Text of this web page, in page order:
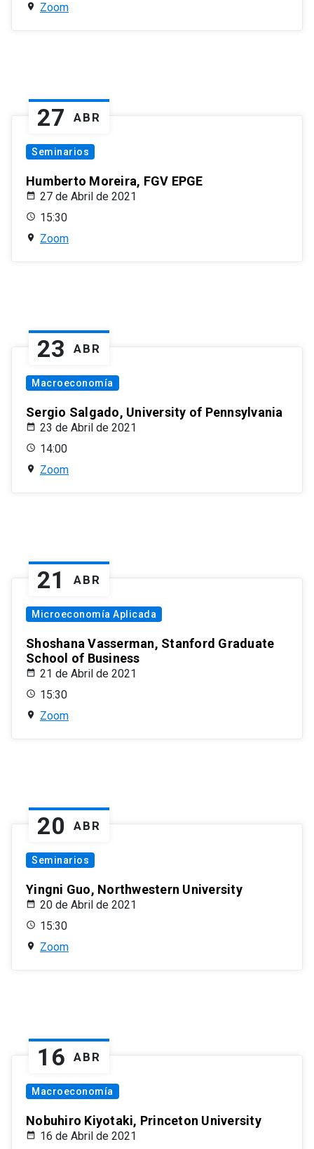
Zoom
27 ABR
Seminarios
Humberto Moreira, FGV EPGE
27 de Abril de 2021
15:30
Zoom
23 ABR
Macroeconomía
Sergio Salgado, University of Pennsylvania
23 de Abril de 2021
14:00
Zoom
21 ABR
Microeconomía Aplicada
Shoshana Vasserman, Stanford Graduate
School of Business
21 de Abril de 2021
15:30
Zoom
20 ABR
Seminarios
Yingni Guo, Northwestern University
20 de Abril de 2021
15:30
Zoom
16 ABR
Macroeconomía
Nobuhiro Kiyotaki, Princeton University
16 de Abril de 2021